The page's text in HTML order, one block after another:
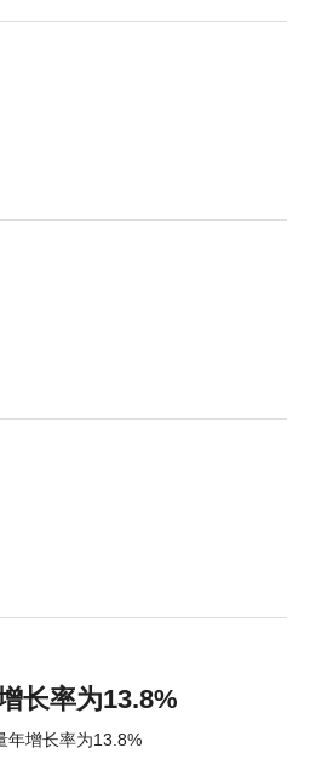
长率为13.8%
年增长率为13.8%